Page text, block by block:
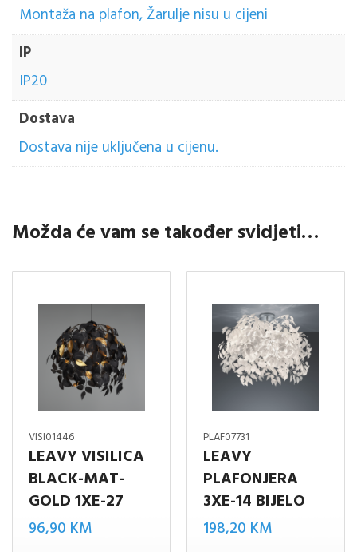
Montaža na plafon, Žarulje nisu u cijeni
IP
IP20
Dostava
Dostava nije uključena u cijenu.
Možda će vam se također svidjeti…
VISI01446
LEAVY VISILICA
BLACK-MAT-
GOLD 1XE-27
96,90 KM
PLAF07731
LEAVY
PLAFONJERA
3XE-14 BIJELO
198,20 KM